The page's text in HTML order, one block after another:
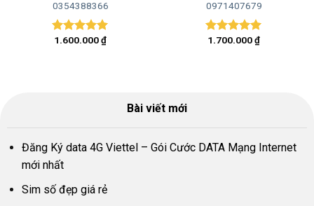
0354388366
Được xếp
1.600.000₫
0971407679
Được xếp
1.700.000₫
Bài viết mới
Đăng Ký data 4G Viettel – Gói Cước DATA Mạng Internet
mới nhất
Sim số đẹp giá rẻ